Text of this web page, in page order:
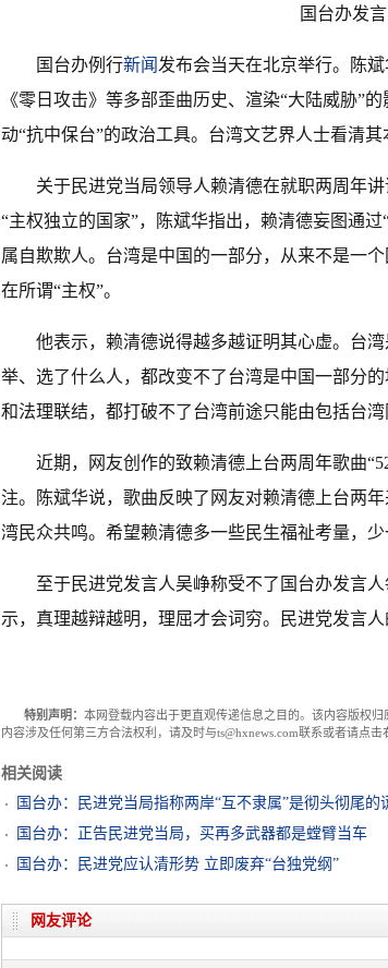
国台办发
国台办例行新闻 发布会当天在北京举行。陈
《零日攻击》等多部歪曲历史、渲染“大陆威胁”
动“抗中保台”的政治工具。台湾文艺界人士看清
关于民进党当局领导人赖清德在就职两周年
“主权独立的国家”，陈斌华指出，赖清德妄图通
属自欺欺人。台湾是中国的一部分，从来不是一
在所谓“主权”。
他表示，赖清德说得越多越证明其心虚。台
举、选了什么人，都改变不了台湾是中国一部分
和法理联结，都打破不了台湾前途只能由包括台
近期，网友创作的致赖清德上台两周年歌曲
注。陈斌华说，歌曲反映了网友对赖清德上台两
湾民众共鸣。希望赖清德多一些民生福祉考量，少
至于民进党发言人吴峥称受不了国台办发言
示，真理越辩越明，理屈才会词穷。民进党发言
特别声明： 本网登载内容出于更直观传递信息之目的。该内容版权
内容涉及任何第三方合法权利，请及时与ts@hxnews.com联系或者请点
相关阅读
国台办：民进党当局指称两岸“互不隶属”是彻头彻尾的
国台办：正告民进党当局，买再多武器都是螳臂当车
国台办：民进党应认清形势 立即废弃“台独党纲”
网友评论